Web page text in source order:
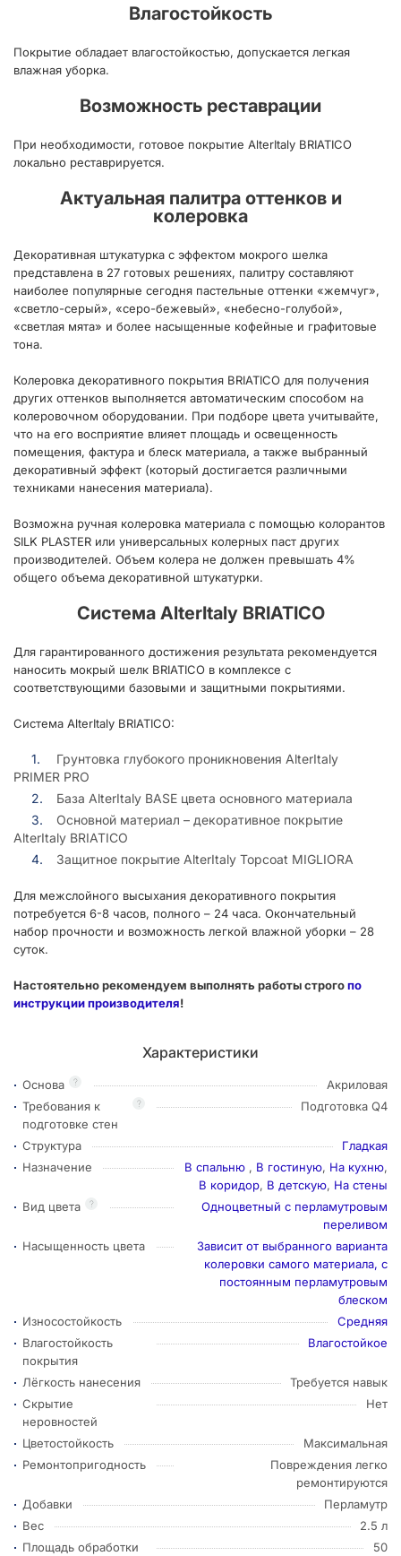
Влагостойкость
Покрытие обладает влагостойкостью, допускается легкая
влажная уборка.
Возможность реставрации
При необходимости, готовое покрытие AlterItaly BRIATICO
локально реставрируется.
Актуальная палитра оттенков и
колеровка
Декоративная штукатурка с эффектом мокрого шелка
представлена в 27 готовых решениях, палитру составляют
наиболее популярные сегодня пастельные оттенки «жемчуг»,
«светло-серый», «серо-бежевый», «небесно-голубой»,
«светлая мята» и более насыщенные кофейные и графитовые
тона.
Колеровка декоративного покрытия BRIATICO для получения
других оттенков выполняется автоматическим способом на
колеровочном оборудовании. При подборе цвета учитывайте,
что на его восприятие влияет площадь и освещенность
помещения, фактура и блеск материала, а также выбранный
декоративный эффект (который достигается различными
техниками нанесения материала).
Возможна ручная колеровка материала с помощью колорантов
SILK PLASTER или универсальных колерных паст других
производителей. Объем колера не должен превышать 4%
общего объема декоративной штукатурки.
Система AlterItaly BRIATICO
Для гарантированного достижения результата рекомендуется
наносить мокрый шелк BRIATICO в комплексе с
соответствующими базовыми и защитными покрытиями.
Система AlterItaly BRIATICO:
Грунтовка глубокого проникновения AlterItaly
PRIMER PRO
База AlterItaly BASE цвета основного материала
Основной материал – декоративное покрытие
AlterItaly BRIATICO
Защитное покрытие AlterItaly Topcoat MIGLIORA
Для межслойного высыхания декоративного покрытия
потребуется 6-8 часов, полного – 24 часа. Окончательный
набор прочности и возможность легкой влажной уборки – 28
суток.
Настоятельно рекомендуем выполнять работы строгопо
инструкции производителя!
Характеристики
?
Основа Акриловая
?
Требования к
подготовке стен
Подготовка Q4
Структура
Гладкая
Назначение
В спальню , В гостиную, На кухню,
В коридор, В детскую, На стены
?
Вид цвета
Одноцветный с перламутровым
переливом
Насыщенность цвета
Зависит от выбранного варианта
колеровки самого материала, с
постоянным перламутровым
блеском
Износостойкость
Средняя
Влагостойкость
покрытия
Влагостойкое
Лёгкость нанесения
Требуется навык
Скрытие
неровностей
Нет
Цветостойкость
Максимальная
Ремонтопригодность
Повреждения легко
ремонтируются
Добавки
Перламутр
Вес
2.5 л
Площадь обработки
50